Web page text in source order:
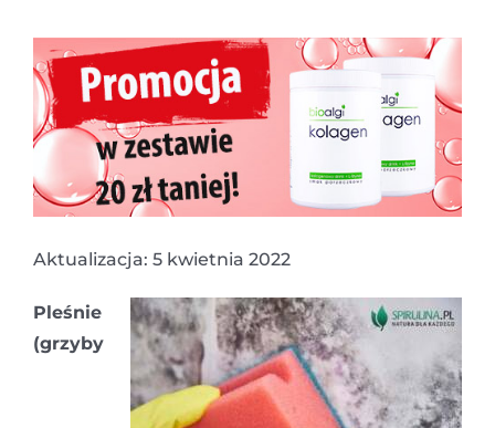
Aktualizacja: 5 kwietnia 2022
Pleśnie
(grzyby